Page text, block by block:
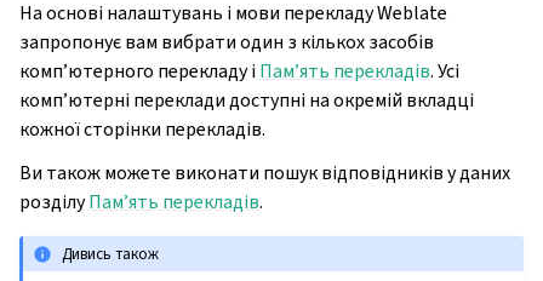
На основі налаштувань і мови перекладу Weblate
запропонує вам вибрати один з кількох засобів
комп’ютерного перекладу іПам’ять перекладів. Усі
комп’ютерні переклади доступні на окремій вкладці
кожної сторінки перекладів.
Ви також можете виконати пошук відповідників у даних
розділуПам’ять перекладів.
Дивись також